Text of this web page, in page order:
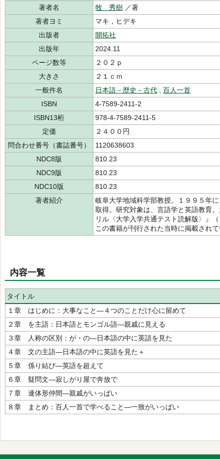
著者名
牧 秀樹 ／著
著者ヨミ
マキ，ヒデキ
出版者
開拓社
出版年
2024.11
ページ数等
２０２ｐ
大きさ
２１ｃｍ
一般件名
日本語－歴史－古代
百人一首
ISBN
4-7589-2411-2
ISBN13桁
978-4-7589-2411-5
定価
２４００円
問合わせ番号（書誌番号）
1120638603
NDC8版
810.23
NDC9版
810.23
NDC10版
810.23
著者紹介
岐阜大学地域科学部教授。１９９５年
取得。研究対象は、言語学と英語教育
リル〈大学入学共通テスト読解版〉』
この書籍が刊行された当時に掲載され
内容一覧
タイトル
１章 はじめに：大事なこと―４つのことだけ心に留めて
２章 を主語：日本語とモンゴル語―親戚に見える
３章 人称の区別：が・の―日本語の中に英語を見た
４章 文の主語―日本語の中に英語を見た＋
５章 係り結び―英語を超えて
６章 疑問文―寂しがり屋で奔放で
７章 連体形仲間―親戚がいっぱい
８章 まとめ：百人一首で学べること―一致がいっぱい